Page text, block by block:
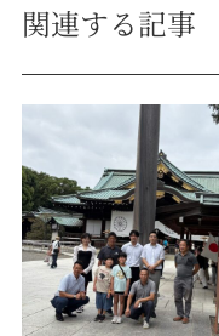
関連する記事